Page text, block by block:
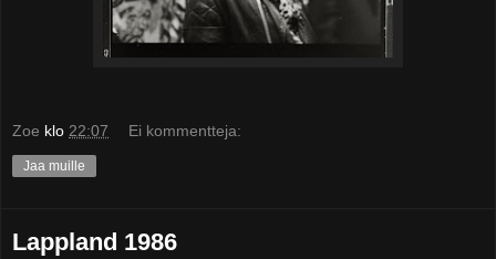
Zoe klo 22:07 Ei kommentteja:
Jaa muille
Lappland 1986